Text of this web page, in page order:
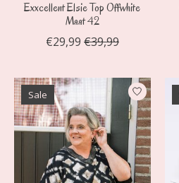
Exxcellent Elsie Top Offwhite
Maat 42
€29,99 €39,99
Sale